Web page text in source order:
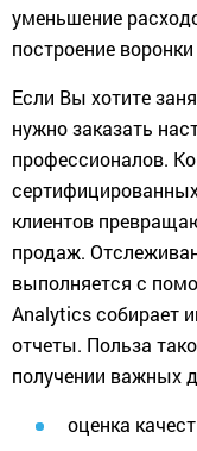
уменьшение
построение
Если Вы хотите
нужно заказать
профессионалов.
клиентов
продаж.
выполняется с
Analytics собирает
отчеты. Польза
получении важных
оценка